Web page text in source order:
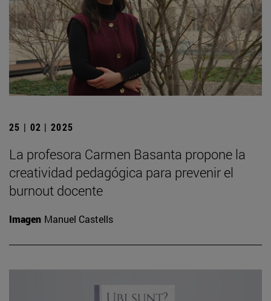
25 | 02 | 2025
La profesora Carmen Basanta propone la
creatividad pedagógica para prevenir el
burnout docente
Imagen Manuel Castells